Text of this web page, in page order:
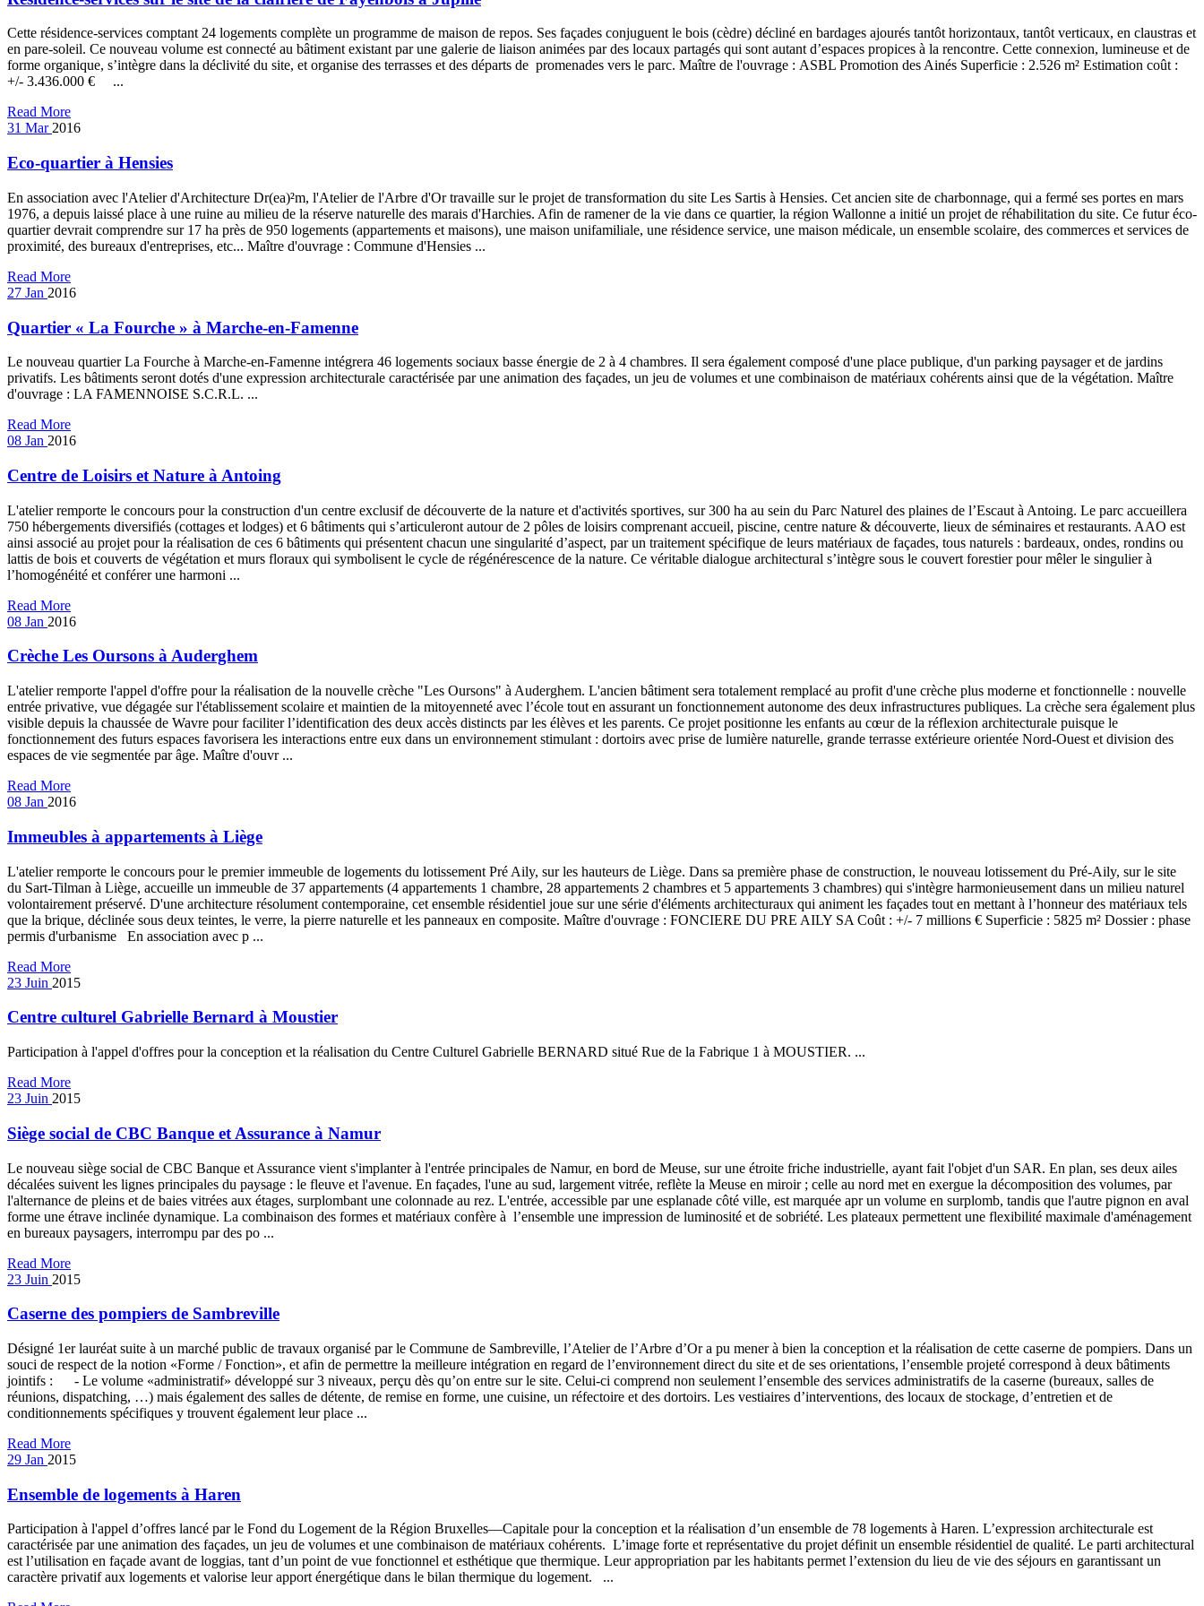
Cette résidence-services comptant 24 logements complète un programme de maison de repos. Ses façades conjuguent le bois (cèdre) décliné en bardages ajourés tantôt horizontaux, tantôt verticaux, en claustras et
en pare-soleil. Ce nouveau volume est connecté au bâtiment existant par une galerie de liaison animées par des locaux partagés qui sont autant d’espaces propices à la rencontre. Cette connexion, lumineuse et de
forme organique, s’intègre dans la déclivité du site, et organise des terrasses et des départs de promenades vers le parc. Maître de l'ouvrage : ASBL Promotion des Ainés Superficie : 2.526 m² Estimation coût :
+/- 3.436.000 € ...
Read More
31 Mar 2016
Eco-quartier à Hensies
En association avec l'Atelier d'Architecture Dr(ea)²m, l'Atelier de l'Arbre d'Or travaille sur le projet de transformation du site Les Sartis à Hensies. Cet ancien site de charbonnage, qui a fermé ses portes en mars
1976, a depuis laissé place à une ruine au milieu de la réserve naturelle des marais d'Harchies. Afin de ramener de la vie dans ce quartier, la région Wallonne a initié un projet de réhabilitation du site. Ce futur éco-
quartier devrait comprendre sur 17 ha près de 950 logements (appartements et maisons), une maison unifamiliale, une résidence service, une maison médicale, un ensemble scolaire, des commerces et services de
proximité, des bureaux d'entreprises, etc... Maître d'ouvrage : Commune d'Hensies ...
Read More
27 Jan 2016
Quartier « La Fourche » à Marche-en-Famenne
Le nouveau quartier La Fourche à Marche-en-Famenne intégrera 46 logements sociaux basse énergie de 2 à 4 chambres. Il sera également composé d'une place publique, d'un parking paysager et de jardins
privatifs. Les bâtiments seront dotés d'une expression architecturale caractérisée par une animation des façades, un jeu de volumes et une combinaison de matériaux cohérents ainsi que de la végétation. Maître
d'ouvrage : LA FAMENNOISE S.C.R.L. ...
Read More
08 Jan 2016
Centre de Loisirs et Nature à Antoing
L'atelier remporte le concours pour la construction d'un centre exclusif de découverte de la nature et d'activités sportives, sur 300 ha au sein du Parc Naturel des plaines de l’Escaut à Antoing. Le parc accueillera
750 hébergements diversifiés (cottages et lodges) et 6 bâtiments qui s’articuleront autour de 2 pôles de loisirs comprenant accueil, piscine, centre nature & découverte, lieux de séminaires et restaurants. AAO est
ainsi associé au projet pour la réalisation de ces 6 bâtiments qui présentent chacun une singularité d’aspect, par un traitement spécifique de leurs matériaux de façades, tous naturels : bardeaux, ondes, rondins ou
lattis de bois et couverts de végétation et murs floraux qui symbolisent le cycle de régénérescence de la nature. Ce véritable dialogue architectural s’intègre sous le couvert forestier pour mêler le singulier à
l’homogénéité et conférer une harmoni ...
Read More
08 Jan 2016
Crèche Les Oursons à Auderghem
L'atelier remporte l'appel d'offre pour la réalisation de la nouvelle crèche "Les Oursons" à Auderghem. L'ancien bâtiment sera totalement remplacé au profit d'une crèche plus moderne et fonctionnelle : nouvelle
entrée privative, vue dégagée sur l'établissement scolaire et maintien de la mitoyenneté avec l’école tout en assurant un fonctionnement autonome des deux infrastructures publiques. La crèche sera également plus
visible depuis la chaussée de Wavre pour faciliter l’identification des deux accès distincts par les élèves et les parents. Ce projet positionne les enfants au cœur de la réflexion architecturale puisque le
fonctionnement des futurs espaces favorisera les interactions entre eux dans un environnement stimulant : dortoirs avec prise de lumière naturelle, grande terrasse extérieure orientée Nord-Ouest et division des
espaces de vie segmentée par âge. Maître d'ouvr ...
Read More
08 Jan 2016
Immeubles à appartements à Liège
L'atelier remporte le concours pour le premier immeuble de logements du lotissement Pré Aily, sur les hauteurs de Liège. Dans sa première phase de construction, le nouveau lotissement du Pré-Aily, sur le site
du Sart-Tilman à Liège, accueille un immeuble de 37 appartements (4 appartements 1 chambre, 28 appartements 2 chambres et 5 appartements 3 chambres) qui s'intègre harmonieusement dans un milieu naturel
volontairement préservé. D'une architecture résolument contemporaine, cet ensemble résidentiel joue sur une série d'éléments architecturaux qui animent les façades tout en mettant à l’honneur des matériaux tels
que la brique, déclinée sous deux teintes, le verre, la pierre naturelle et les panneaux en composite. Maître d'ouvrage : FONCIERE DU PRE AILY SA Coût : +/- 7 millions € Superficie : 5825 m² Dossier : phase
permis d'urbanisme En association avec p ...
Read More
23 Juin 2015
Centre culturel Gabrielle Bernard à Moustier
Participation à l'appel d'offres pour la conception et la réalisation du Centre Culturel Gabrielle BERNARD situé Rue de la Fabrique 1 à MOUSTIER. ...
Read More
23 Juin 2015
Siège social de CBC Banque et Assurance à Namur
Le nouveau siège social de CBC Banque et Assurance vient s'implanter à l'entrée principales de Namur, en bord de Meuse, sur une étroite friche industrielle, ayant fait l'objet d'un SAR. En plan, ses deux ailes
décalées suivent les lignes principales du paysage : le fleuve et l'avenue. En façades, l'une au sud, largement vitrée, reflète la Meuse en miroir ; celle au nord met en exergue la décomposition des volumes, par
l'alternance de pleins et de baies vitrées aux étages, surplombant une colonnade au rez. L'entrée, accessible par une esplanade côté ville, est marquée apr un volume en surplomb, tandis que l'autre pignon en aval
forme une étrave inclinée dynamique. La combinaison des formes et matériaux confère à l’ensemble une impression de luminosité et de sobriété. Les plateaux permettent une flexibilité maximale d'aménagement
en bureaux paysagers, interrompu par des po ...
Read More
23 Juin 2015
Caserne des pompiers de Sambreville
Désigné 1er lauréat suite à un marché public de travaux organisé par le Commune de Sambreville, l’Atelier de l’Arbre d’Or a pu mener à bien la conception et la réalisation de cette caserne de pompiers. Dans un
souci de respect de la notion «Forme / Fonction», et afin de permettre la meilleure intégration en regard de l’environnement direct du site et de ses orientations, l’ensemble projeté correspond à deux bâtiments
jointifs : - Le volume «administratif» développé sur 3 niveaux, perçu dès qu’on entre sur le site. Celui-ci comprend non seulement l’ensemble des services administratifs de la caserne (bureaux, salles de
réunions, dispatching, …) mais également des salles de détente, de remise en forme, une cuisine, un réfectoire et des dortoirs. Les vestiaires d’interventions, des locaux de stockage, d’entretien et de
conditionnements spécifiques y trouvent également leur place ...
Read More
29 Jan 2015
Ensemble de logements à Haren
Participation à l'appel d’offres lancé par le Fond du Logement de la Région Bruxelles—Capitale pour la conception et la réalisation d’un ensemble de 78 logements à Haren. L’expression architecturale est
caractérisée par une animation des façades, un jeu de volumes et une combinaison de matériaux cohérents. L’image forte et représentative du projet définit un ensemble résidentiel de qualité. Le parti architectural
est l’utilisation en façade avant de loggias, tant d’un point de vue fonctionnel et esthétique que thermique. Leur appropriation par les habitants permet l’extension du lieu de vie des séjours en garantissant un
caractère privatif aux logements et valorise leur apport énergétique dans le bilan thermique du logement. ...